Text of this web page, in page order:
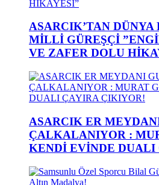
ASARCIK’TAN DÜNYA
MİLLİ GÜREŞÇİ
VE ZAFER DOLU
ASARCIK ER
ÇALKALANIYOR :
KENDİ EVİNDE